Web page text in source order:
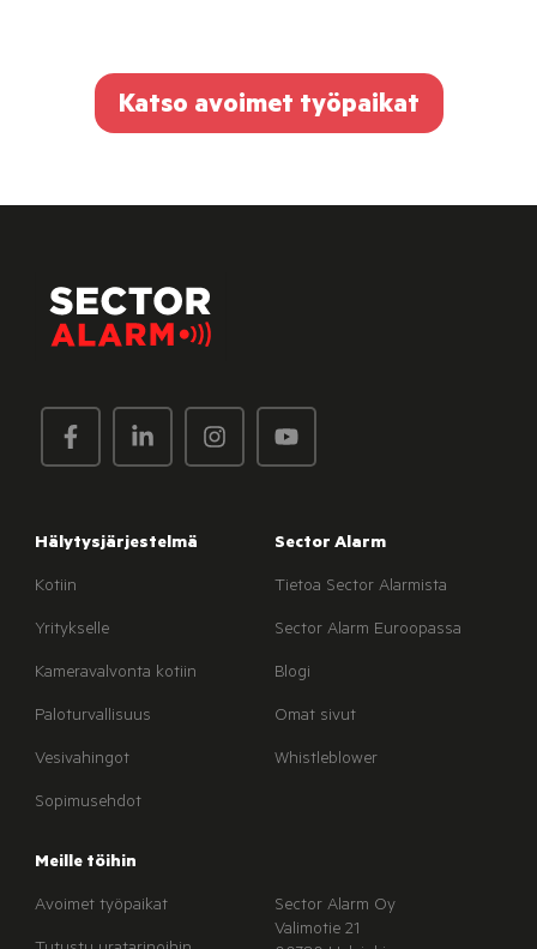
Katso avoimet työpaikat
Hälytysjärjestelmä
Kotiin
Yritykselle
Kameravalvonta kotiin
Paloturvallisuus
Vesivahingot
Sopimusehdot
Sector Alarm
Tietoa Sector Alarmista
Sector Alarm Euroopassa
Blogi
Omat sivut
Whistleblower
Meille töihin
Avoimet työpaikat
Sector Alarm Oy
Valimotie 21